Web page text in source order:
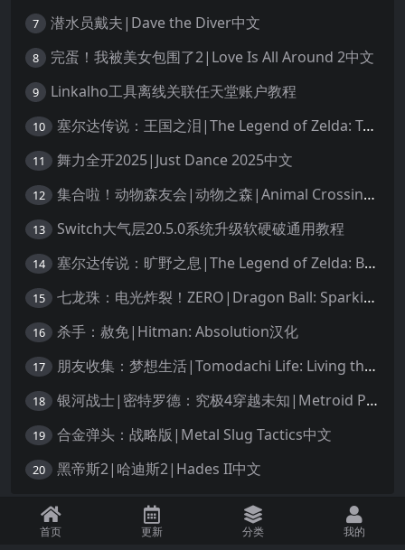
7 潜水员戴夫|Dave the Diver中文
8 完蛋！我被美女包围了2|Love Is All Around 2中文
9 Linkalho工具离线关联任天堂账户教程
10 塞尔达传说：王国之泪|The Legend of Zelda: Tears of the Kingdom中文
11 舞力全开2025|Just Dance 2025中文
12 集合啦！动物森友会|动物之森|Animal Crossing: New Horizons中文
13 Switch大气层20.5.0系统升级软硬破通用教程
14 塞尔达传说：旷野之息|The Legend of Zelda: Breath of the Wild中文
15 七龙珠：电光炸裂！ZERO|Dragon Ball: Sparking! Zero中文
16 杀手：赦免|Hitman: Absolution汉化
17 朋友收集：梦想生活|Tomodachi Life: Living the Dream中文
18 银河战士|密特罗德：究极4穿越未知|Metroid Prime 4: Beyond中文
19 合金弹头：战略版|Metal Slug Tactics中文
20 黑帝斯2|哈迪斯2|Hades II中文
免责声明：本站资源均源自网络，诺涉及您的版权，知识产权或其他利益，请附
首页 更新 分类 我的